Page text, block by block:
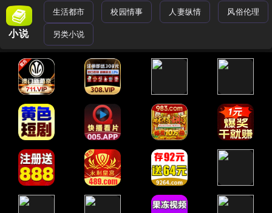
小说
生活都市 校园情事 人妻纵情 风俗伦理
另类小说